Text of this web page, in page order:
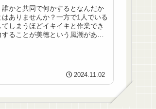
かと共同で何かするとなんだか
ありませんか？一方で1人でいる
しまうほどイキイキと作業でき
ることが美徳という風潮があり
2024.11.02